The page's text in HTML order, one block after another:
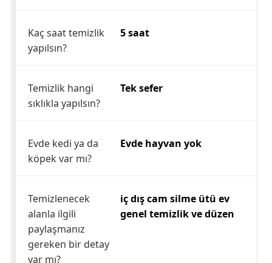
Kaç saat temizlik
yapılsın?
5 saat
Temizlik hangi
sıklıkla yapılsın?
Tek sefer
Evde kedi ya da
köpek var mı?
Evde hayvan yok
Temizlenecek
alanla ilgili
paylaşmanız
gereken bir detay
var mı?
iç dış cam silme ütü ev
genel temizlik ve düzen